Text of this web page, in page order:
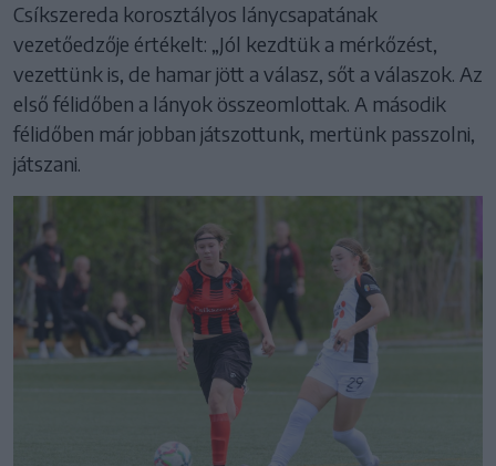
Csíkszereda korosztályos lánycsapatának
vezetőedzője értékelt: „Jól kezdtük a mérkőzést,
vezettünk is, de hamar jött a válasz, sőt a válaszok. Az
első félidőben a lányok összeomlottak. A második
félidőben már jobban játszottunk, mertünk passzolni,
játszani.